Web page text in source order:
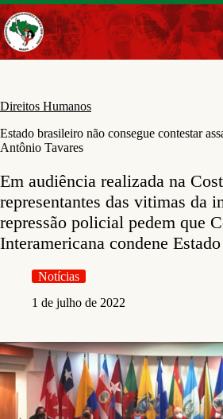
Pular
para
o
conteúdo
Direitos Humanos
Estado brasileiro não consegue contestar
Antônio Tavares
Em audiência realizada na
representantes das vitimas da
repressão policial pedem que
Interamericana condene
Notícias
1 de julho de 2022